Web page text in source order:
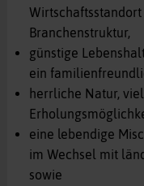
Branchenstruktur,
günstige
ein
herrliche Natur,
eine lebendige
im Wechsel mit
sowie